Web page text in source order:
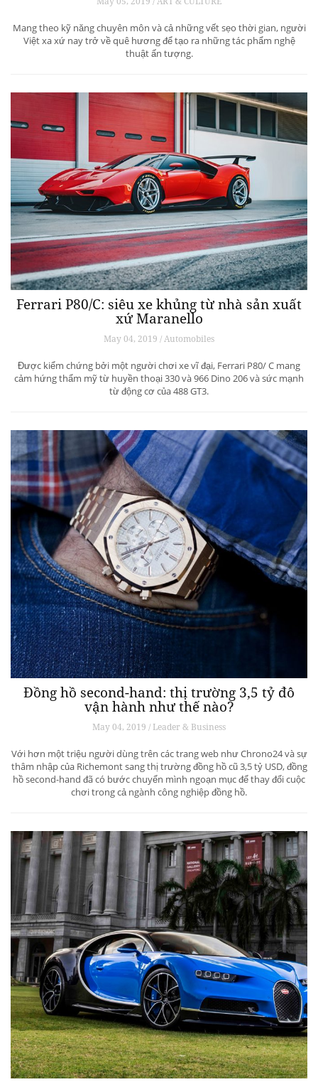
Mang theo kỹ năng chuyên môn và cả những vết sẹo thời gian, người
Việt xa xứ nay trở về quê hương để tạo ra những tác phẩm nghệ
thuật ấn tượng.
Ferrari P80/C: siêu xe khủng từ ​​nhà sản xuất
xứ Maranello
May 04, 2019 / Automobiles
Được kiểm chứng bởi một người chơi xe vĩ đại, Ferrari P80/ C mang
cảm hứng thẩm mỹ từ huyền thoại 330 và 966 Dino 206 và sức mạnh
từ động cơ của 488 GT3.
Đồng hồ second-hand: thị trường 3,5 tỷ đô
vận hành như thế nào?
May 04, 2019 / Leader & Business
Với hơn một triệu người dùng trên các trang web như Chrono24 và sự
thâm nhập của Richemont sang thị trường đồng hồ cũ 3,5 tỷ USD, đồng
hồ second-hand đã có bước chuyển mình ngoạn mục để thay đổi cuộc
chơi trong cả ngành công nghiệp đồng hồ.